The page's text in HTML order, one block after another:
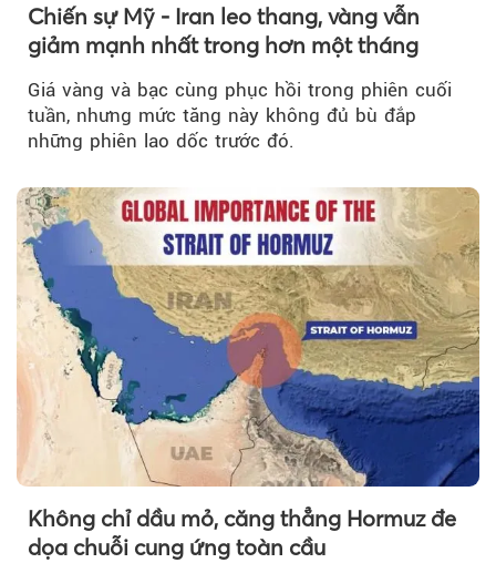
Chiến sự Mỹ - Iran leo thang, vàng vẫn
giảm mạnh nhất trong hơn một tháng
Giá vàng và bạc cùng phục hồi trong phiên cuối
tuần, nhưng mức tăng này không đủ bù đắp
những phiên lao dốc trước đó.
Không chỉ dầu mỏ, căng thẳng Hormuz đe
dọa chuỗi cung ứng toàn cầu